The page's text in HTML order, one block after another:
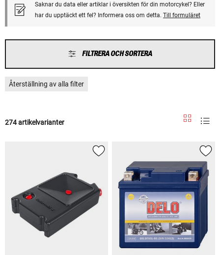
Saknar du data eller artiklar i översikten för din motorcykel? Eller
har du upptäckt ett fel? Informera oss om detta. Till formuläret
FILTRERA OCH SORTERA
Återställning av alla filter
274 artikelvarianter